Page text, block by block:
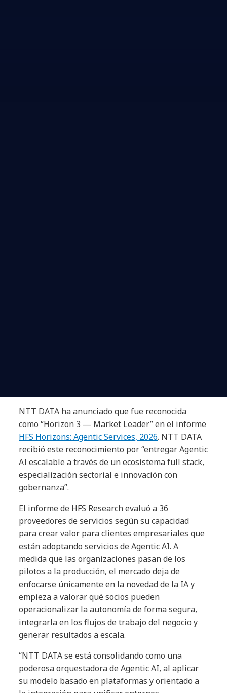
NTT DATA ha anunciado que fue reconocida
como “Horizon 3 — Market Leader” en el informe
HFS Horizons: Agentic Services, 2026. NTT DATA
recibió este reconocimiento por “entregar Agentic
AI escalable a través de un ecosistema full stack,
especialización sectorial e innovación con
gobernanza”.
El informe de HFS Research evaluó a 36
proveedores de servicios según su capacidad
para crear valor para clientes empresariales que
están adoptando servicios de Agentic AI. A
medida que las organizaciones pasan de los
pilotos a la producción, el mercado deja de
enfocarse únicamente en la novedad de la IA y
empieza a valorar qué socios pueden
operacionalizar la autonomía de forma segura,
integrarla en los flujos de trabajo del negocio y
generar resultados a escala.
“NTT DATA se está consolidando como una
poderosa orquestadora de Agentic AI, al aplicar
su modelo basado en plataformas y orientado a